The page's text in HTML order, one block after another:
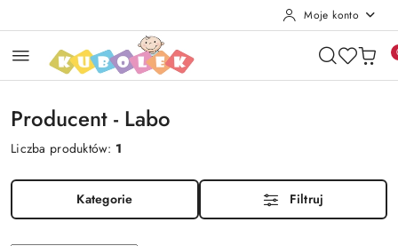
Moje konto
Producent - Labo
Liczba produktów: 1
Kategorie Filtruj